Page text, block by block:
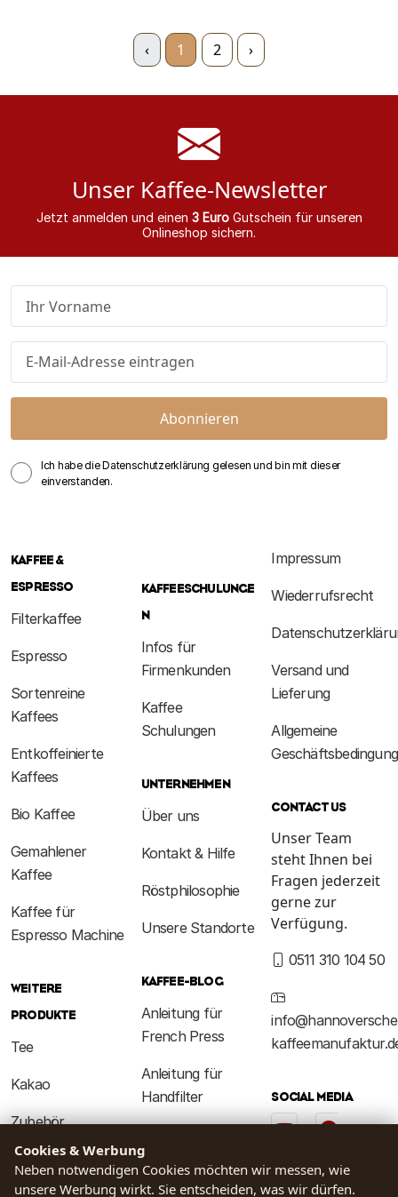
‹ 1 2 ›
Unser Kaffee-Newsletter
Jetzt anmelden und einen 3 EuroGutschein für unseren
Onlineshop sichern.
Abonnieren
Ich habe die Datenschutzerklärung gelesen und bin mit dieser
einverstanden.
KAFFEE &
ESPRESSO
Filterkaffee
Espresso
Sortenreine
Kaffees
Entkoffeinierte
Kaffees
Bio Kaffee
Gemahlener
Kaffee
Kaffee für
Espresso Machine
WEITERE
PRODUKTE
Tee
Kakao
Zubehör
Baristakurs
KAFFEESCHULUNGE
N
Infos für
Firmenkunden
Kaffee
Schulungen
UNTERNEHMEN
Über uns
Kontakt & Hilfe
Röstphilosophie
Unsere Standorte
KAFFEE-BLOG
Anleitung für
French Press
Anleitung für
Handfilter
RECHTLICHES
Impressum
Wiederrufsrecht
Versand und
Lieferung
Allgemeine
CONTACT US
Unser Team
steht Ihnen bei
Fragen jederzeit
gerne zur
Verfügung.
0511 310 104 50
SOCIAL MEDIA
Cookies & Werbung
Neben notwendigen Cookies möchten wir messen, wie
unsere Werbung wirkt. Sie entscheiden, was wir dürfen.